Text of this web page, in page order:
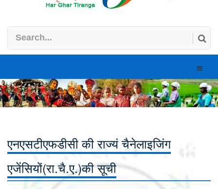
Toggle
एनएसटीएफडीसी की राज्यं चैनेलाइजिंग
एजेंसियों(रा.चै.ए.)की सूची